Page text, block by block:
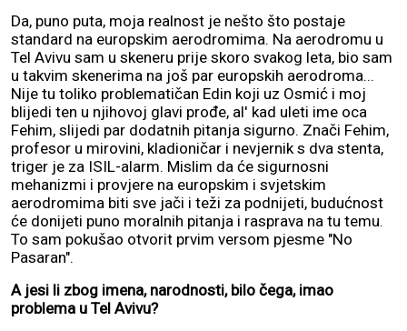
Da, puno puta, moja realnost je nešto što postaje
standard na europskim aerodromima. Na aerodromu u
Tel Avivu sam u skeneru prije skoro svakog leta, bio sam
u takvim skenerima na još par europskih aerodroma...
Nije tu toliko problematičan Edin koji uz Osmić i moj
blijedi ten u njihovoj glavi prođe, al' kad uleti ime oca
Fehim, slijedi par dodatnih pitanja sigurno. Znači Fehim,
profesor u mirovini, kladioničar i nevjernik s dva stenta,
triger je za ISIL-alarm. Mislim da će sigurnosni
mehanizmi i provjere na europskim i svjetskim
aerodromima biti sve jači i teži za podnijeti, budućnost
će donijeti puno moralnih pitanja i rasprava na tu temu.
To sam pokušao otvorit prvim versom pjesme "No
Pasaran".
A jesi li zbog imena, narodnosti, bilo čega, imao
problema u Tel Avivu?